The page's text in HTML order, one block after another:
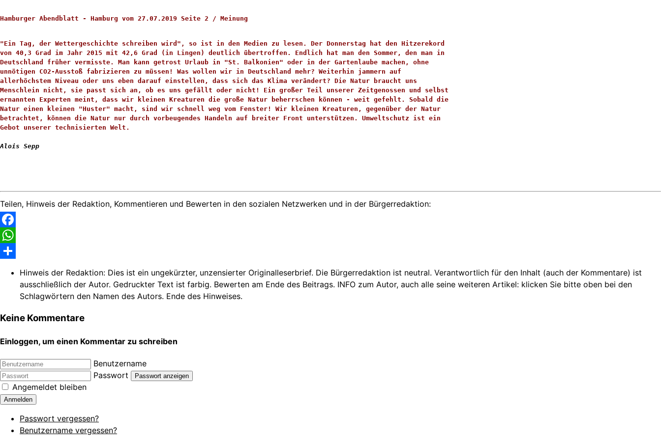
Hamburger Abendblatt - Hamburg vom 27.07.2019 Seite 2 / Meinung
"Ein Tag, der Wettergeschichte schreiben wird", so ist in den Medien zu lesen. Der Donnerstag hat den Hitzerekord
von 40,3 Grad im Jahr 2015 mit 42,6 Grad (in Lingen) deutlich übertroffen. Endlich hat man den Sommer, den man in
Deutschland früher vermisste. Man kann getrost Urlaub in "St. Balkonien" oder in der Gartenlaube machen, ohne
unnötigen CO2-Ausstoß fabrizieren zu müssen! Was wollen wir in Deutschland mehr? Weiterhin jammern auf
allerhöchstem Niveau oder uns eben darauf einstellen, dass sich das Klima verändert? Die Natur braucht uns
Menschlein nicht, sie passt sich an, ob es uns gefällt oder nicht! Ein großer Teil unserer Zeitgenossen und selbst
ernannten Experten meint, dass wir kleinen Kreaturen die große Natur beherrschen können - weit gefehlt. Sobald die
Natur einen kleinen "Huster" macht, sind wir schnell weg vom Fenster! Wir kleinen Kreaturen, gegenüber der Natur
betrachtet, können die Natur nur durch vorbeugendes Handeln auf breiter Front unterstützen. Umweltschutz ist ein
Gebot unserer technisierten Welt.
Alois Sepp
Teilen, Hinweis der Redaktion, Kommentieren und Bewerten in den sozialen Netzwerken und in der Bürgerredaktion:
Facebook
WhatsApp
Hinweis der Redaktion: Dies ist ein ungekürzter, unzensierter Originalleserbrief. Die Bürgerredaktion ist neutral. Verantwortlich für den Inhalt (auch der Kommentare) ist
ausschließlich der Autor. Gedruckter Text ist farbig. Bewerten am Ende des Beitrags. INFO zum Autor, auch alle seine weiteren Artikel: klicken Sie bitte oben bei den
Schlagwörtern den Namen des Autors. Ende des Hinweises.
Keine Kommentare
Einloggen, um einen Kommentar zu schreiben
Benutzername
Passwort
Passwort anzeigen
Angemeldet bleiben
Anmelden
Passwort vergessen?
Benutzername vergessen?